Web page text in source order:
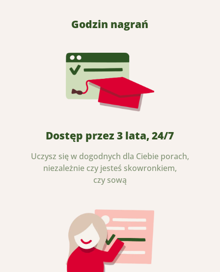
Godzin nagrań
Dostęp przez 3 lata, 24/7
Uczysz się w dogodnych dla Ciebie porach,
niezależnie czy jesteś skowronkiem,
czy sową